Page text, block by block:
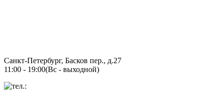
Санкт-Петербург, Басков пер., д.27
11:00 - 19:00(Вс - выходной)